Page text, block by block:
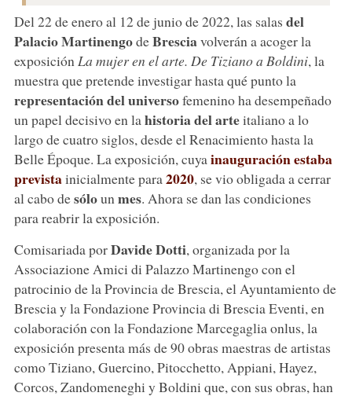
Del 22 de enero al 12 de junio de 2022, las salas del
Palacio MartinengodeBresciavolverán a acoger la
exposición La mujer en el arte. De Tiziano a Boldini, la
muestra que pretende investigar hasta qué punto la
representación del universofemenino ha desempeñado
un papel decisivo en la historia del arteitaliano a lo
largo de cuatro siglos, desde el Renacimiento hasta la
Belle Époque. La exposición, cuya inauguración estaba
previstainicialmente para 2020, se vio obligada a cerrar
al cabo desóloun mes. Ahora se dan las condiciones
para reabrir la exposición.
Comisariada porDavide Dotti, organizada por la
Associazione Amici di Palazzo Martinengo con el
patrocinio de la Provincia de Brescia, el Ayuntamiento de
Brescia y la Fondazione Provincia di Brescia Eventi, en
colaboración con la Fondazione Marcegaglia onlus, la
exposición presenta más de 90 obras maestras de artistas
como Tiziano, Guercino, Pitocchetto, Appiani, Hayez,
Corcos, Zandomeneghi y Boldini que, con sus obras, han